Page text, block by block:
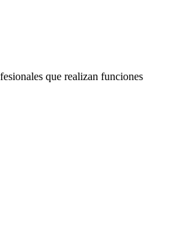
que realizan funciones